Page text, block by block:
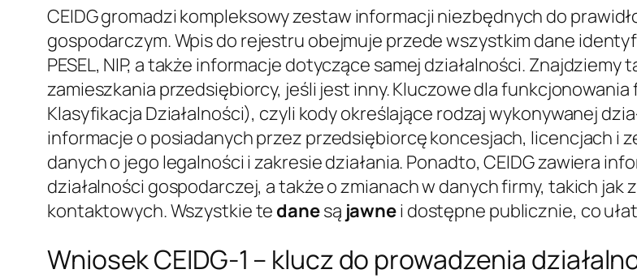
CEIDG gromadzi kompleksowy zestaw informacji niezbędnych do
gospodarczym. Wpis do rejestru obejmuje przede wszystkim dane
PESEL, NIP, a także informacje dotyczące samej działalności. Znajdziemy
zamieszkania przedsiębiorcy, jeśli jest inny. Kluczowe dla
Klasyfikacja Działalności), czyli kody określające rodzaj wykonywanej
informacje o posiadanych przez przedsiębiorcę koncesjach, licencjach i
danych o jego legalności i zakresie działania. Ponadto, CEIDG zawiera
działalności gospodarczej, a także o zmianach w danych firmy, takich
kontaktowych. Wszystkie te danesą jawnei dostępne publicznie, co
Wniosek CEIDG-1 – klucz do prowadzenia